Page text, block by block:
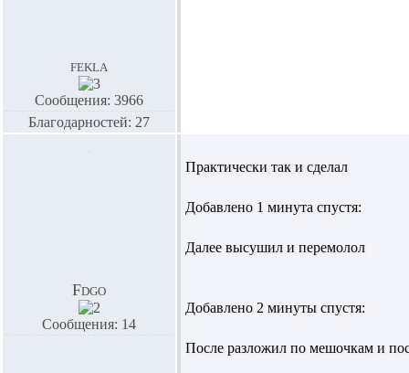
fekla
Сообщения: 3966
Благодарностей: 27
Fdgo
Сообщения: 14
Практически так и сделал
Добавлено 1 минута спустя:
Далее высушил и перемолол
Добавлено 2 минуты спустя:
После разложил по мешочкам и